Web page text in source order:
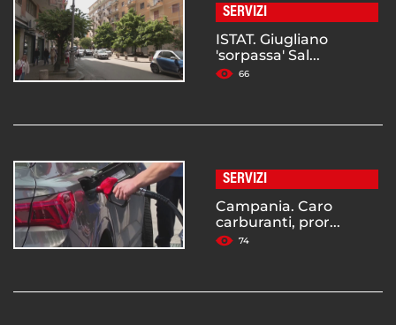
SERVIZI
ISTAT. Giugliano
'sorpassa' Sal...
66
SERVIZI
Campania. Caro
carburanti, pror...
74